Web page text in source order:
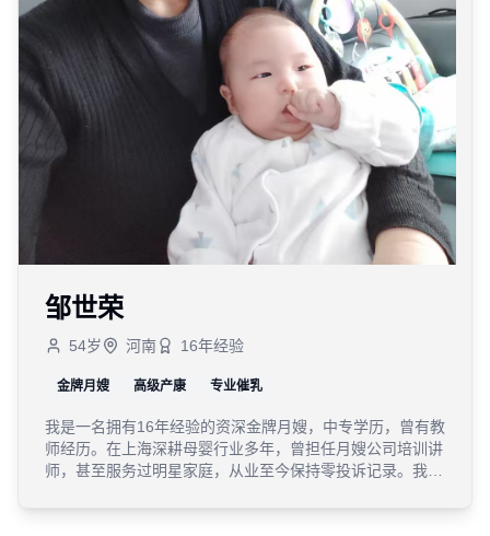
邹世荣
54岁 河南 16年经验
金牌月嫂 高级产康 专业催乳
我是一名拥有16年经验的资深金牌月嫂，中专学历，曾有教
师经历。在上海深耕母婴行业多年，曾担任月嫂公司培训讲
师，甚至服务过明星家庭，从业至今保持零投诉记录。我实